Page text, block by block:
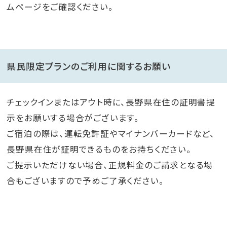
ムページをご確認ください。
県民限定プランのご利用に関するお願い
チェックインまたはアウト時に、長野県在住の証明書提
示をお願いする場合がございます。
ご宿泊の際は、運転免許証やマイナンバーカードなど、
長野県在住が証明できるものをお持ちください。
ご提示いただけない場合、正規料金のご請求となる場
合もございますので予めご了承ください。